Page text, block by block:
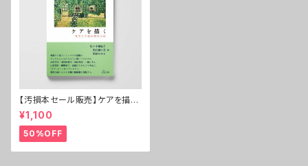
【汚損本セール販売】ケアを描く
──育児と介護の現代小説
¥1,100
50%OFF